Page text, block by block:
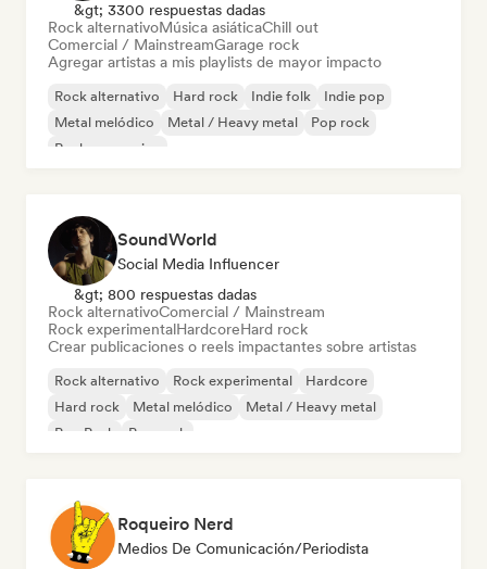
&gt; 3300 respuestas dadas
Rock alternativoMúsica asiáticaChill out
Comercial / MainstreamGarage rock
Agregar artistas a mis playlists de mayor impacto
Rock alternativo Hard rock Indie folk
Indie pop
Metal melódico
Metal / Heavy metal
Pop rock
Rock progresivo
SoundWorld
Social Media Influencer
&gt; 800 respuestas dadas
Rock alternativoComercial / Mainstream
Rock experimentalHardcoreHard rock
Crear publicaciones o reels impactantes sobre artistas
Rock alternativo Rock experimental
Hardcore
Hard rock
Metal melódico
Metal / Heavy metal
Pop Punk
Pop rock
Roqueiro Nerd
Medios De Comunicación/Periodista